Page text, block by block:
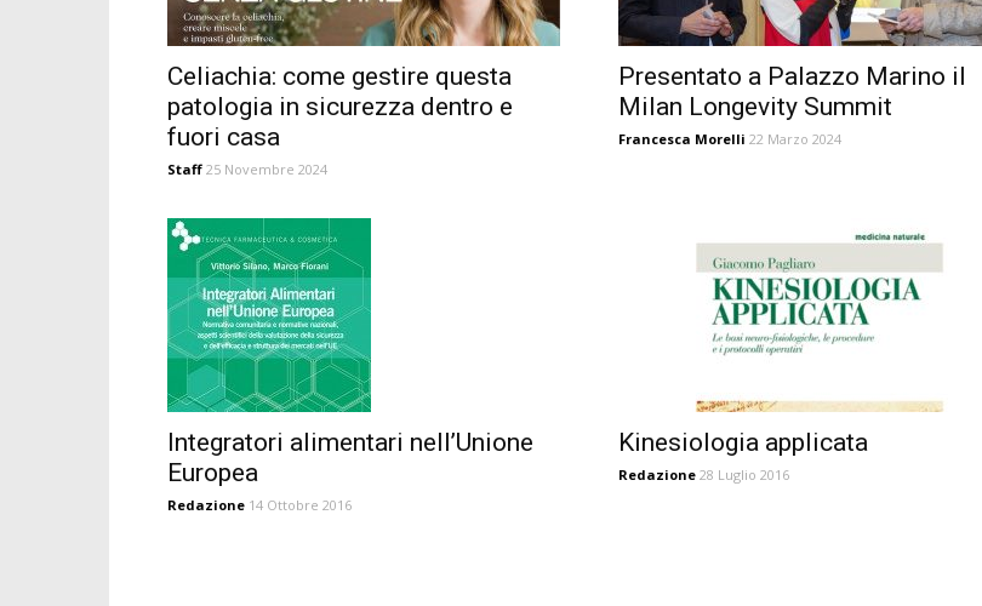
Celiachia: come gestire questa
patologia in sicurezza dentro e
fuori casa
Staff 25 Novembre 2024
Presentato a Palazzo Marino il
Milan Longevity Summit
Francesca Morelli 22 Marzo 2024
Integratori alimentari nell’Unione
Europea
Redazione 14 Ottobre 2016
Kinesiologia applicata
Redazione 28 Luglio 2016